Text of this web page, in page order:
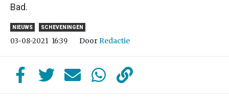
Bad.
NIEUWS SCHEVENINGEN
03-08-2021 16:39 DoorRedactie